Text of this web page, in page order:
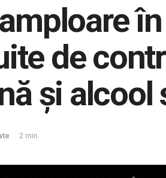
de
şi alcool
2 min